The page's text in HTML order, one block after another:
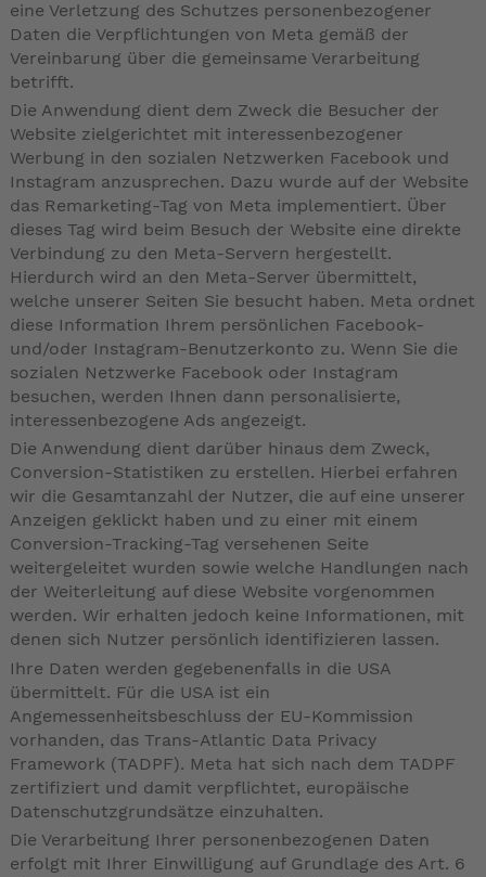
eine Verletzung des Schutzes personenbezogener
Daten die Verpflichtungen von Meta gemäß der
Vereinbarung über die gemeinsame Verarbeitung
betrifft.
Die Anwendung dient dem Zweck die Besucher der
Website zielgerichtet mit interessenbezogener
Werbung in den sozialen Netzwerken Facebook und
Instagram anzusprechen. Dazu wurde auf der Website
das Remarketing-Tag von Meta implementiert. Über
dieses Tag wird beim Besuch der Website eine direkte
Verbindung zu den Meta-Servern hergestellt.
Hierdurch wird an den Meta-Server übermittelt,
welche unserer Seiten Sie besucht haben. Meta ordnet
diese Information Ihrem persönlichen Facebook-
und/oder Instagram-Benutzerkonto zu. Wenn Sie die
sozialen Netzwerke Facebook oder Instagram
besuchen, werden Ihnen dann personalisierte,
interessenbezogene Ads angezeigt.
Die Anwendung dient darüber hinaus dem Zweck,
Conversion-Statistiken zu erstellen. Hierbei erfahren
wir die Gesamtanzahl der Nutzer, die auf eine unserer
Anzeigen geklickt haben und zu einer mit einem
Conversion-Tracking-Tag versehenen Seite
weitergeleitet wurden sowie welche Handlungen nach
der Weiterleitung auf diese Website vorgenommen
werden. Wir erhalten jedoch keine Informationen, mit
denen sich Nutzer persönlich identifizieren lassen.
Ihre Daten werden gegebenenfalls in die USA
übermittelt. Für die USA ist ein
Angemessenheitsbeschluss der EU-Kommission
vorhanden, das Trans-Atlantic Data Privacy
Framework (TADPF). Meta hat sich nach dem TADPF
zertifiziert und damit verpflichtet, europäische
Datenschutzgrundsätze einzuhalten.
Die Verarbeitung Ihrer personenbezogenen Daten
erfolgt mit Ihrer Einwilligung auf Grundlage des Art. 6